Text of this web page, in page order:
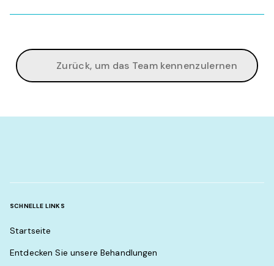
Zurück, um das Team kennenzulernen
SCHNELLE LINKS
Startseite
Entdecken Sie unsere Behandlungen